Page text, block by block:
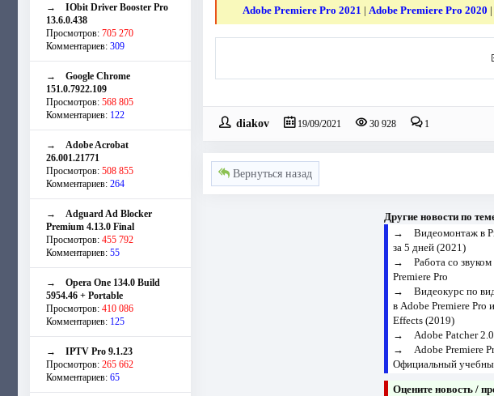
→ IObit Driver Booster Pro
13.6.0.438
Просмотров: 705 270
Комментариев: 309
→ Google Chrome
151.0.7922.109
Просмотров: 568 805
Комментариев: 122
→ Adobe Acrobat
26.001.21771
Просмотров: 508 855
Комментариев: 264
→ Adguard Ad Blocker
Premium 4.13.0 Final
Просмотров: 455 792
Комментариев: 55
→ Opera One 134.0 Build
5954.46 + Portable
Просмотров: 410 086
Комментариев: 125
→ IPTV Pro 9.1.23
Просмотров: 265 662
Комментариев: 65
Adobe Premiere Pro 2021 | Adobe Premiere Pro 2020 |
diakov 19/09/2021 30 928 1
Вернуться назад
Другие новости по
→ Видеомонтаж в
за 5 дней (2021)
→ Работа со
Premiere Pro
→ Видеокурс по
в Adobe Premiere Pro
Effects (2019)
→ Adobe Patcher
→ Adobe Premiere
Официальный
Оцените новость /